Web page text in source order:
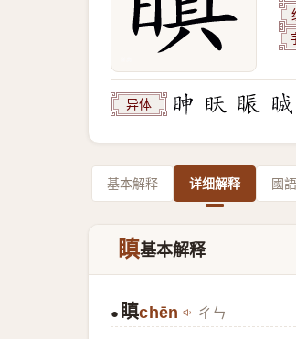
异体
基本解释 详细解释 國
瞋基本解释
● 瞋chēn ㄔㄣ